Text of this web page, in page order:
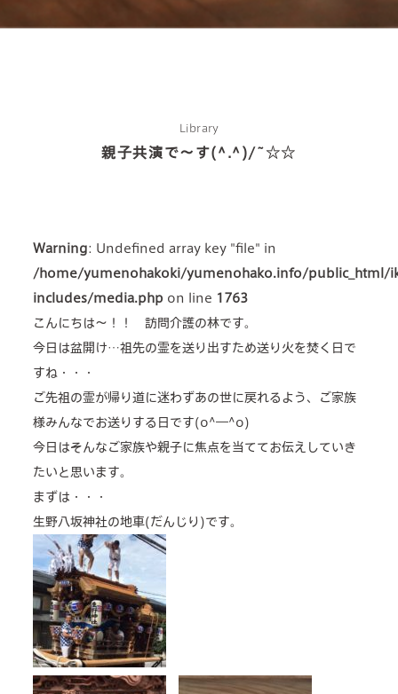
about us
2 types of day service
concierge desk
news & events
Library
親子共演で～す(^.^)/~☆☆
Warning: Undefined array key "file" in
/home/yumenohakoki/yumenohako.info/
includes/media.php on line 1763
こんにちは～！！ 訪問介護の林です。
今日は盆開け…祖先の霊を送り出すため送り火を焚く日で
すね・・・
ご先祖の霊が帰り道に迷わずあの世に戻れるよう、ご家族
様みんなでお送りする日です(o^―^o)
今日はそんなご家族や親子に焦点を当ててお伝えしていき
たいと思います。
まずは・・・
生野八坂神社の地車(だんじり)です。